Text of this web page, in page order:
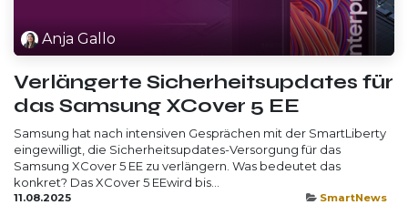
Anja Gallo
Verlängerte Sicherheitsupdates für
das Samsung XCover 5 EE
Samsung hat nach intensiven Gesprächen mit der SmartLiberty
eingewilligt, die Sicherheitsupdates-Versorgung für das
Samsung XCover 5 EE zu verlängern. Was bedeutet das
konkret? Das XCover 5 EEwird bis...
11.08.2025 SmartNews